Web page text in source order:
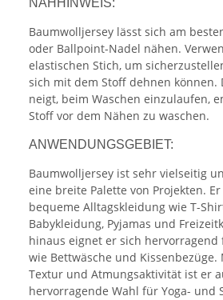
NÄHHINWEIS:
Baumwolljersey lässt sich am
oder Ballpoint-Nadel nähen.
elastischen Stich, um
sich mit dem Stoff dehnen können.
neigt, beim Waschen einzulaufen,
Stoff vor dem Nähen zu waschen.
ANWENDUNGSGEBIET:
Baumwolljersey ist sehr vielseitig
eine breite Palette von Projekten.
bequeme Alltagskleidung wie T-
Babykleidung, Pyjamas und
hinaus eignet er sich
wie Bettwäsche und
Textur und Atmungsaktivität ist er
hervorragende Wahl für Yoga- und